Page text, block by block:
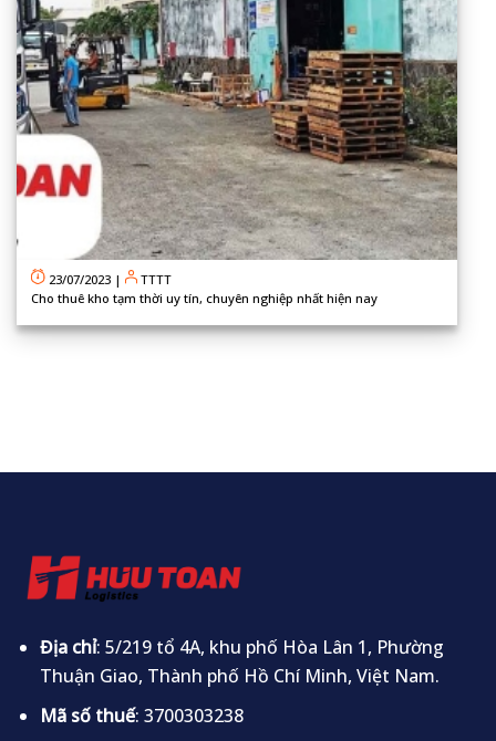
23/07/2023 |
TTTT
Cho thuê kho tạm thời uy tín, chuyên nghiệp nhất hiện nay
Địa chỉ: 5/219 tổ 4A, khu phố Hòa Lân 1, Phường
Thuận Giao, Thành phố Hồ Chí Minh, Việt Nam.
Mã số thuế: 3700303238